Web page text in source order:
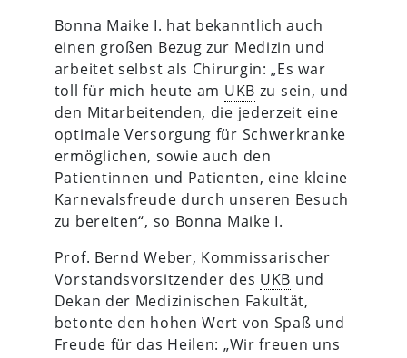
Bonna Maike I. hat bekanntlich auch
einen großen Bezug zur Medizin und
arbeitet selbst als Chirurgin: „Es war
toll für mich heute am UKB zu sein, und
den Mitarbeitenden, die jederzeit eine
optimale Versorgung für Schwerkranke
ermöglichen, sowie auch den
Patientinnen und Patienten, eine kleine
Karnevalsfreude durch unseren Besuch
zu bereiten“, so Bonna Maike I.
Prof. Bernd Weber, Kommissarischer
Vorstandsvorsitzender des UKB und
Dekan der Medizinischen Fakultät,
betonte den hohen Wert von Spaß und
Freude für das Heilen: „Wir freuen uns